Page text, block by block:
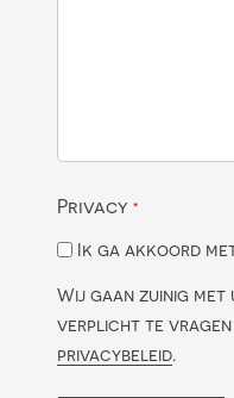
Privacy *
Ik ga akkoord
Wij gaan zuinig met
verplicht te vragen
privacybeleid.